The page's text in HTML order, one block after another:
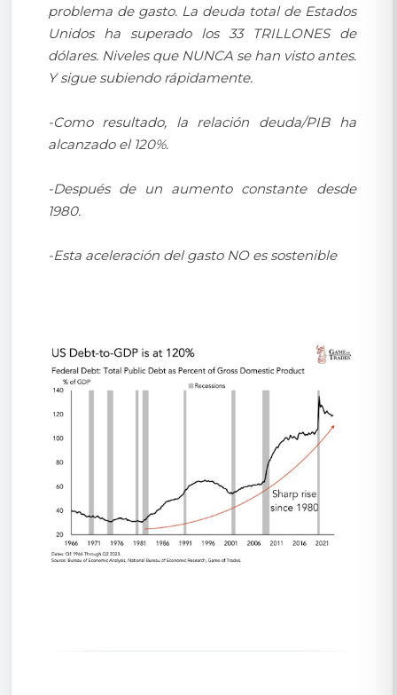
problema de gasto. La deuda total de Estados
Unidos ha superado los 33 TRILLONES de
dólares. Niveles que NUNCA se han visto antes.
Y sigue subiendo rápidamente.
-Como resultado, la relación deuda/PIB ha
alcanzado el 120%.
-Después de un aumento constante desde
1980.
-Esta aceleración del gasto NO es sostenible